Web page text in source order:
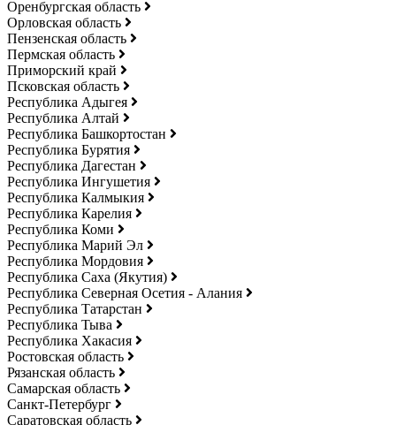
Оренбургская область
Орловская область
Пензенская область
Пермская область
Приморский край
Псковская область
Республика Адыгея
Республика Алтай
Республика Башкортостан
Республика Бурятия
Республика Дагестан
Республика Ингушетия
Республика Калмыкия
Республика Карелия
Республика Коми
Республика Марий Эл
Республика Мордовия
Республика Саха (Якутия)
Республика Северная Осетия - Алания
Республика Татарстан
Республика Тыва
Республика Хакасия
Ростовская область
Рязанская область
Самарская область
Санкт-Петербург
Саратовская область